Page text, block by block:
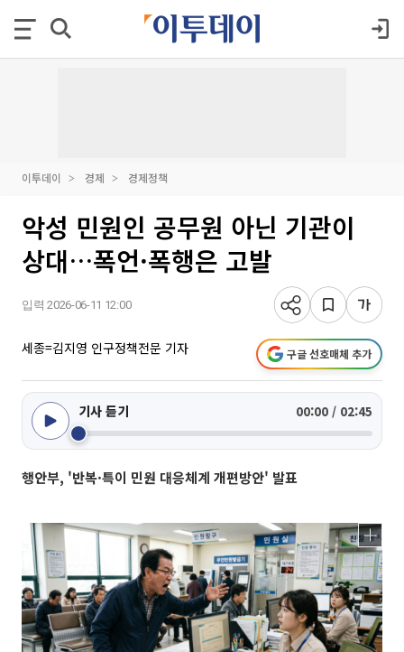
이투데이 경제 경제정책
악성 민원인 공무원 아닌 기관이
상대…폭언·폭행은 고발
입력 2026-06-11 12:00
세종=김지영 인구정책전문 기자 구글 선호매체 추가
기사 듣기 00:00 / 02:45
행안부, '반복·특이 민원 대응체계 개편방안' 발표